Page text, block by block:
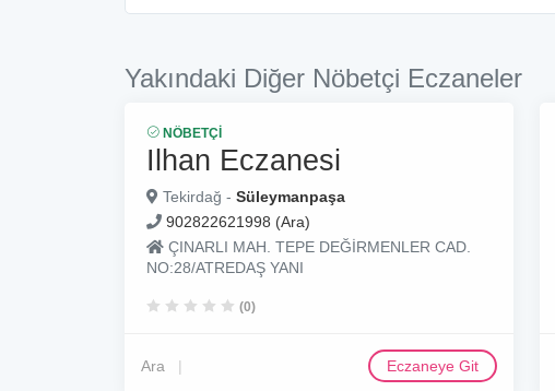
Yakındaki Diğer Nöbetçi Eczaneler
NÖBETÇI
Ilhan Eczanesi
Tekirdağ - Süleymanpaşa
902822621998 (Ara)
ÇINARLI MAH. TEPE DEĞİRMENLER CAD.
NO:28/ATREDAŞ YANI
(0)
Ara Eczaneye Git